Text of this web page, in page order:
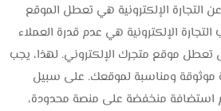
التجارة الإلكترونية هي تعطل الموقع
الإلكترونية هي عدم قدرة العملاء
موقع متجرك الإلكتروني. لهذا، يجب
موثوقة ومناسبة لموقعك. على سبيل
استضافة منخفضة على منصة محدودة،